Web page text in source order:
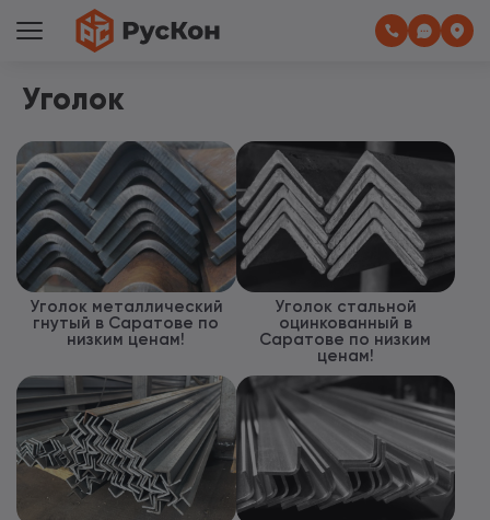
Уголок
Уголок металлический
гнутый в Саратове по
низким ценам!
Уголок стальной
оцинкованный в
Саратове по низким
ценам!